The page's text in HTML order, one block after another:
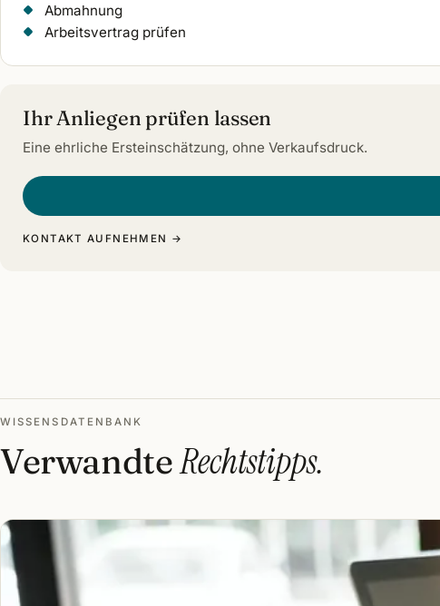
Abmahnung
Arbeitsvertrag prüfen
Ihr Anliegen prüfen lassen
Eine ehrliche Ersteinschätzung, ohne Verkaufsdruck.
KONTAKT AUFNEHMEN →
WISSENSDATENBANK
VerwandteRechtstipps.